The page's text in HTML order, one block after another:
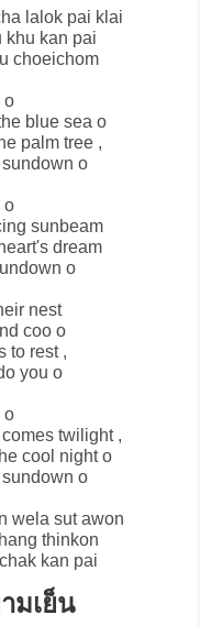
lalok pai klai
khu kan pai
choeichom
o
blue sea o
palm tree ,
o
o
sunbeam
dream
o
nest
coo o
to rest ,
you o
o
twilight ,
cool night o
o
wela sut awon
thinkon
kan pai
มเย็น